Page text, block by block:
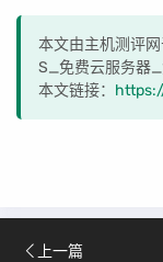
本文由主机测评
S_免费云服务器_
本文链接：
上一篇